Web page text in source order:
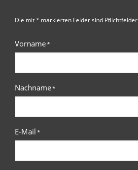
Die mit * markierten Felder sind Pflichtfelder
Vorname*
Nachname*
E-Mail*